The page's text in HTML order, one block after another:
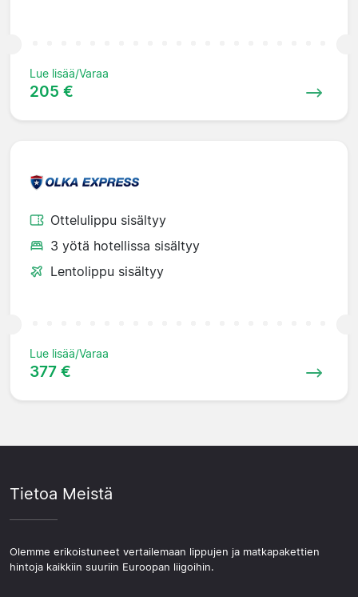
Lue lisää/Varaa
205 €
Ottelulippu sisältyy
3 yötä hotellissa sisältyy
Lentolippu sisältyy
Lue lisää/Varaa
377 €
Tietoa Meistä
Olemme erikoistuneet vertailemaan lippujen ja matkapakettien
hintoja kaikkiin suuriin Euroopan liigoihin.